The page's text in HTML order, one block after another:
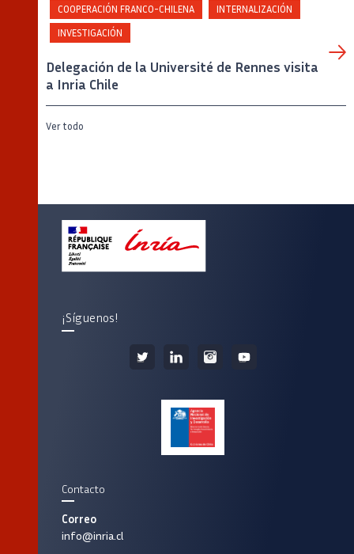
COOPERACIÓN FRANCO-CHILENA
INTERNALIZACIÓN
INVESTIGACIÓN
Delegación de la Université de Rennes visita
a Inria Chile
Ver todo
¡Síguenos!
Contacto
Correo
info@inria.cl